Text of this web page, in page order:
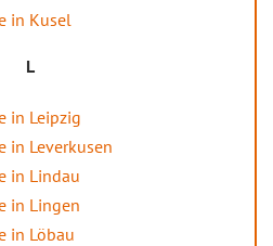
in Kusel
L
in Leipzig
in Leverkusen
in Lindau
in Lingen
in Löbau